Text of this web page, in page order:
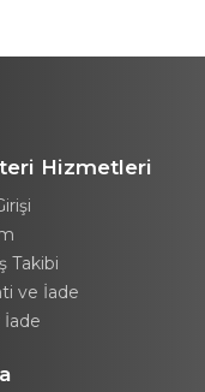
Hizmetleri
Takibi
ve İade
İade